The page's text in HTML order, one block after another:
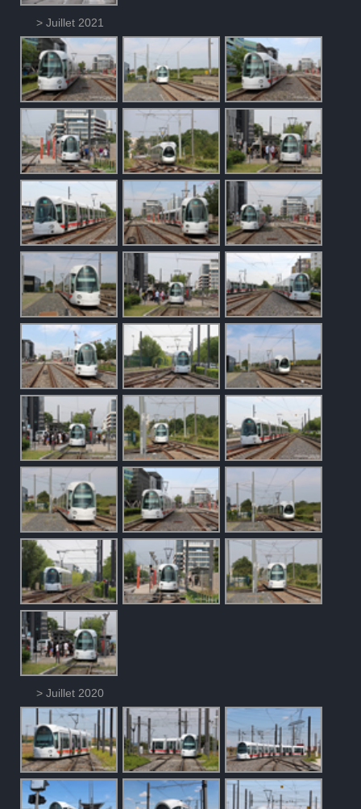
> Juillet 2021
> Juillet 2020